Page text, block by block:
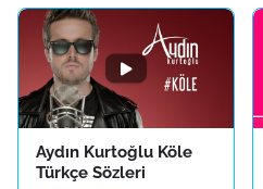
Aydın Kurtoğlu Köle
Türkçe Sözleri